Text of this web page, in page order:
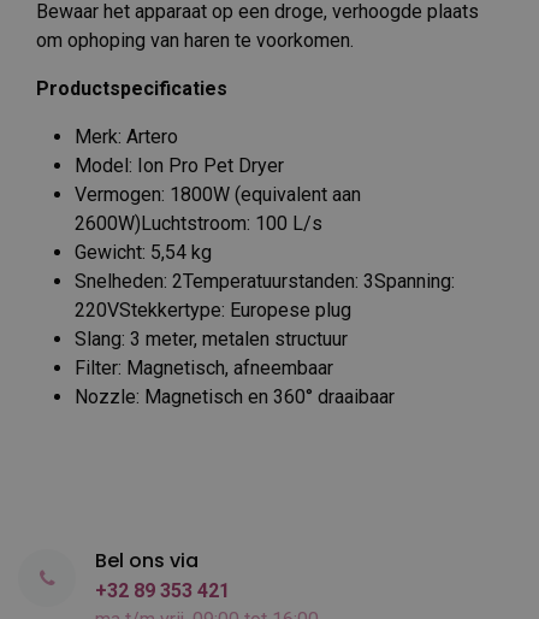
Bewaar het apparaat op een droge, verhoogde plaats
om ophoping van haren te voorkomen.
Productspecificaties
Merk: Artero
Model: Ion Pro Pet Dryer
Vermogen: 1800W (equivalent aan
2600W)Luchtstroom: 100 L/s
Gewicht: 5,54 kg
Snelheden: 2Temperatuurstanden: 3Spanning:
220VStekkertype: Europese plug
Slang: 3 meter, metalen structuur
Filter: Magnetisch, afneembaar
Nozzle: Magnetisch en 360° draaibaar
Bel ons via
+32 89 353 421